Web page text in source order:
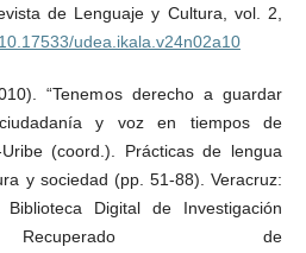
de Lenguaje y Cultura, vol. 2,
udea.ikala.v24n02a10
“Tenemos derecho a guardar
ciudadanía y voz en tiempos de
(coord.). Prácticas de lengua
y sociedad (pp. 51-88). Veracruz:
Biblioteca Digital de Investigación
de